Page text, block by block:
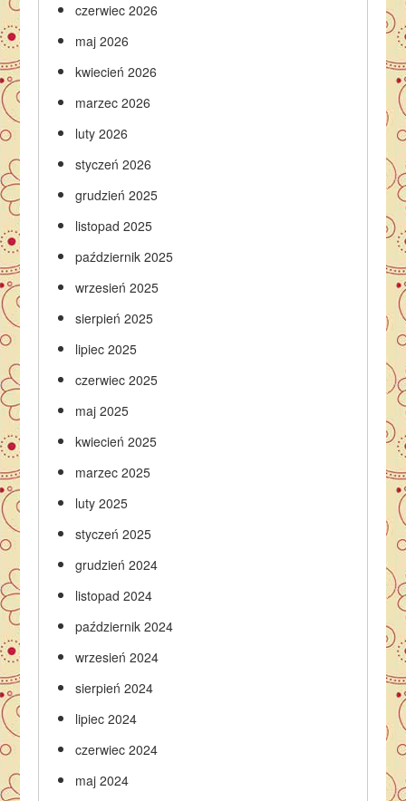
czerwiec 2026
maj 2026
kwiecień 2026
marzec 2026
luty 2026
styczeń 2026
grudzień 2025
listopad 2025
październik 2025
wrzesień 2025
sierpień 2025
lipiec 2025
czerwiec 2025
maj 2025
kwiecień 2025
marzec 2025
luty 2025
styczeń 2025
grudzień 2024
listopad 2024
październik 2024
wrzesień 2024
sierpień 2024
lipiec 2024
czerwiec 2024
maj 2024